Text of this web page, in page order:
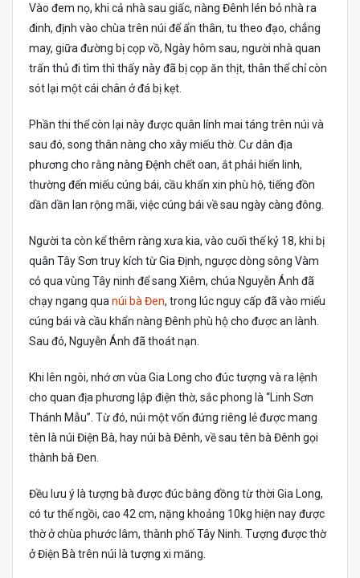
Vào đem nọ, khi cả nhà sau giấc, nàng Đênh lén bỏ nhà ra
đinh, định vào chùa trên núi để ẩn thân, tu theo đạo, chẳng
may, giữa đường bị cọp vồ, Ngày hôm sau, người nhà quan
trấn thủ đi tìm thì thấy này đã bị cọp ăn thịt, thân thể chỉ còn
sót lại một cái chân ở đá bị kẹt.
Phần thi thể còn lại này được quân lính mai táng trên núi và
sau đó, song thân nàng cho xây miếu thờ. Cư dân địa
phương cho rằng nàng Đệnh chết oan, ắt phải hiển linh,
thường đến miếu cúng bái, cầu khẩn xin phù hộ, tiếng đồn
dần dần lan rộng mãi, việc cúng bái về sau ngày càng đông.
Người ta còn kể thêm ràng xưa kia, vào cuối thế kỷ 18, khi bị
quân Tây Sơn truy kích từ Gia Định, ngược dòng sông Vàm
cỏ qua vùng Tây ninh để sang Xiêm, chúa Nguyễn Ánh đã
chạy ngang qua núi bà Đen, trong lúc nguy cấp đã vào miếu
cúng bái và cầu khẩn nàng Đênh phù hộ cho được an lành.
Sau đó, Nguyễn Ánh đã thoát nạn.
Khi lên ngôi, nhớ ơn vùa Gia Long cho đúc tượng và ra lệnh
cho quan địa phương lập điện thờ, sắc phong là “Linh Sơn
Thánh Mẫu”. Từ đó, núi một vốn đứng riêng lẻ được mang
tên là núi Điện Bà, hay núi bà Đênh, về sau tên bà Đênh gọi
thành bà Đen.
Đều lưu ý là tượng bà được đúc bằng đồng từ thời Gia Long,
có tư thế ngồi, cao 42 cm, nặng khoảng 10kg hiện nay được
thờ ở chùa phước lâm, thành phố Tây Ninh. Tượng được thờ
ở Điện Bà trên núi là tượng xi măng.